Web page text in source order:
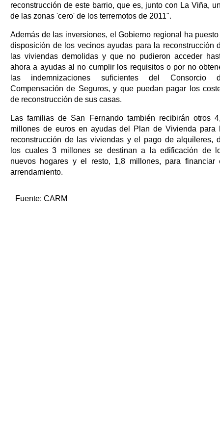
reconstrucción de este barrio, que es, junto con La Viña,
de las zonas 'cero' de los terremotos de 2011".
Además de las inversiones, el Gobierno regional ha
disposición de los vecinos ayudas para la reconstrucción
las viviendas demolidas y que no pudieron acceder
ahora a ayudas al no cumplir los requisitos o por no
las indemnizaciones suficientes del Consorcio
Compensación de Seguros, y que puedan pagar los
de reconstrucción de sus casas.
Las familias de San Fernando también recibirán otros
millones de euros en ayudas del Plan de Vivienda para
reconstrucción de las viviendas y el pago de alquileres,
los cuales 3 millones se destinan a la edificación de
nuevos hogares y el resto, 1,8 millones, para financiar
arrendamiento.
Fuente: CARM